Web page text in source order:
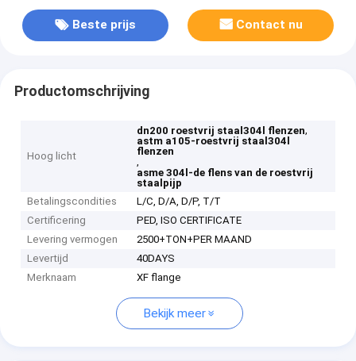
Beste prijs Contact nu
Productomschrijving
Hoog licht
dn200 roestvrij staal304l flenzen,
astm a105-roestvrij staal304l
flenzen
,
asme 304l-de flens van de roestvrij
staalpijp
Betalingscondities
L/C, D/A, D/P, T/T
Certificering
PED, ISO CERTIFICATE
Levering vermogen
2500+TON+PER MAAND
Levertijd
40DAYS
Merknaam
XF flange
Bekijk meer